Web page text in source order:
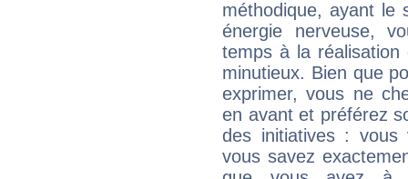
méthodique, ayant le
énergie nerveuse,
temps à la réalisation
minutieux. Bien que
exprimer, vous ne
en avant et préférez
des initiatives : vous
vous savez